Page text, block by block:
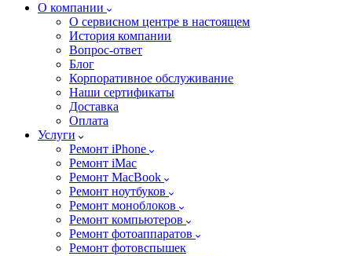
О компании
О сервисном центре в настоящем
История компании
Вопрос-ответ
Блог
Корпоративное обслуживание
Наши сертификаты
Доставка
Оплата
Услуги
Ремонт iPhone
Ремонт iMac
Ремонт MacBook
Ремонт ноутбуков
Ремонт моноблоков
Ремонт компьютеров
Ремонт фотоаппаратов
Ремонт фотовспышек